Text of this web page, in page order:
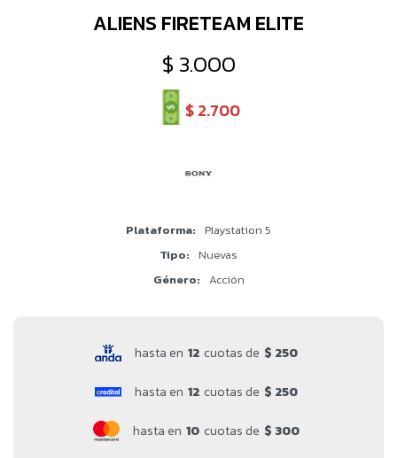
ALIENS FIRETEAM ELITE
$ 3.000
$2.700
Plataforma
Playstation 5
Tipo
Nuevas
Género
Acción
hasta en 12 cuotas de $ 250
hasta en 12 cuotas de $ 250
hasta en 10 cuotas de $ 300